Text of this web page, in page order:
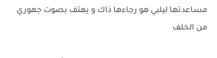
مساعدتها ليلبي هو رجاءها ذاك و يهتف بصوت جهوري
من الخلف